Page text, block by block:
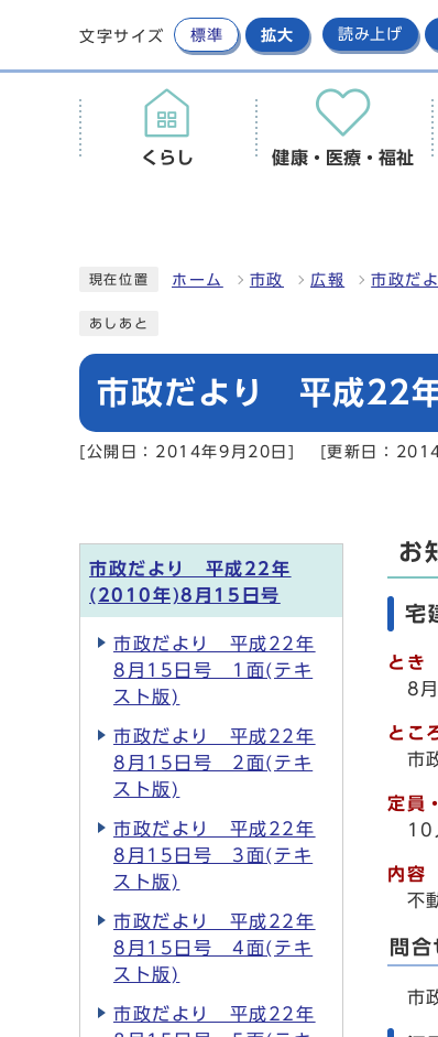
文字サイズ 標準 拡大 読み上げ
くらし 健康・医療・福祉
現在位置 ホーム 市政 広報 市政だ
あしあと
市政だより 平成22
[公開日：2014年9月20日] [更新日：
お
宅
とき
8
とこ
市
定員
10
内容
不
問合
市
市政だより 平成22年
(2010年)8月15日号
市政だより 平成22年
8月15日号 1面(テキ
スト版)
市政だより 平成22年
8月15日号 2面(テキ
スト版)
市政だより 平成22年
8月15日号 3面(テキ
スト版)
市政だより 平成22年
8月15日号 4面(テキ
スト版)
市政だより 平成22年